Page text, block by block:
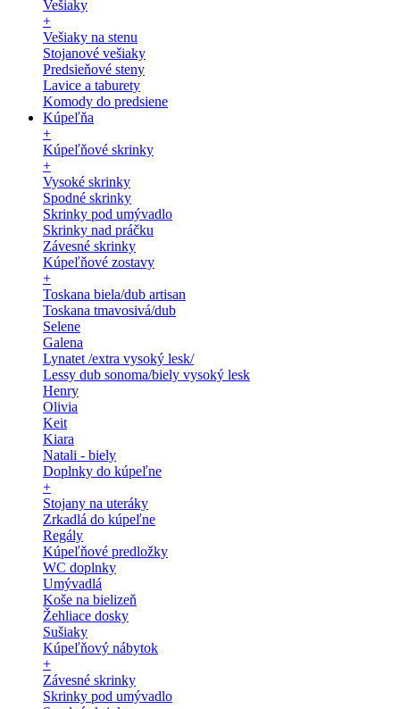
Vešiaky
+
Vešiaky na stenu
Stojanové vešiaky
Predsieňové steny
Lavice a taburety
Komody do predsiene
Kúpeľňa
+
Kúpeľňové skrinky
+
Vysoké skrinky
Spodné skrinky
Skrinky pod umývadlo
Skrinky nad práčku
Závesné skrinky
Kúpeľňové zostavy
+
Toskana biela/dub artisan
Toskana tmavosivá/dub
Selene
Galena
Lynatet /extra vysoký lesk/
Lessy dub sonoma/biely vysoký lesk
Henry
Olivia
Keit
Kiara
Natali - biely
Doplnky do kúpeľne
+
Stojany na uteráky
Zrkadlá do kúpeľne
Regály
Kúpeľňové predložky
WC doplnky
Umývadlá
Koše na bielizeň
Žehliace dosky
Sušiaky
Kúpeľňový nábytok
+
Závesné skrinky
Skrinky pod umývadlo